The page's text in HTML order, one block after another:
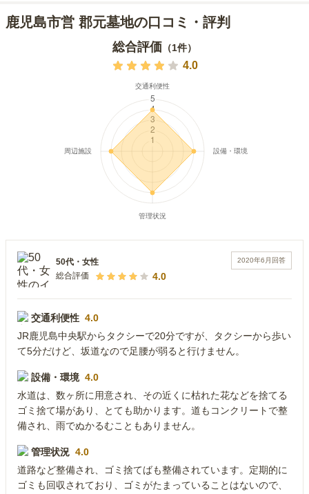
鹿児島市営 郡元墓地の口コミ・評判
総合評価 （1件）
4.0
2020年6月 回答
50代 ・ 女性
総合評価
4.0
交通利便性 4.0
JR鹿児島中央駅からタクシーで20分ですが、タクシーから歩い
て5分だけど、坂道なので足腰が弱ると行けません。
設備・環境 4.0
水道は、数ヶ所に用意され、その近くに枯れた花などを捨てる
ゴミ捨て場があり、とても助かります。道もコンクリートで整
備され、雨でぬかるむこともありません。
管理状況 4.0
道路など整備され、ゴミ捨てばも整備されています。定期的に
ゴミも回収されており、ゴミがたまっていることはないので、